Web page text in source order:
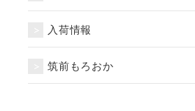
入荷情報
筑前もろおか